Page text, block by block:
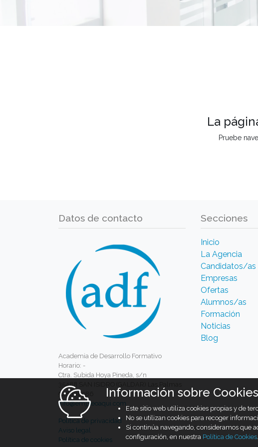
La
Pruebe
Datos de contacto
Academia de Desarrollo Formativo
Horario: -
Ctra. Subida Hoya Pineda, s/n
35488 SAN ISIDRO (GALDAR) Las Palmas
928880986
info@empleoaqui.com
Política de privacidad
Aviso legal
Política de cookies
Secciones
Inicio
La Agencia
Candidatos/as
Empresas
Ofertas
Alumnos/as
Formación
Noticias
Blog
Información sobre Cookies
Este sitio web utiliza cookies propias y de
No se utilizan cookies para recoger
Si continúa navegando, consideramos que
configuración, en nuestra Política de Cookies.